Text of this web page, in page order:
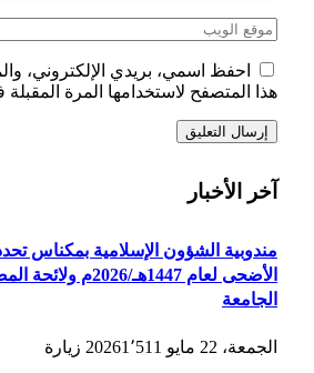
احفظ اسمي، بريدي الإلكتروني،
هذا المتصفح لاستخدامها المرة
آخر الأخبار
مندوبية الشؤون الإسلامية بمكناس
الأضحى لعام 1447هـ/
الجامعة
الجمعة، 22 مايو 2026 1٬511 زيارة